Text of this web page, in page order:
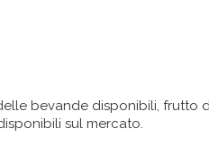
bevande disponibili,
sul mercato.